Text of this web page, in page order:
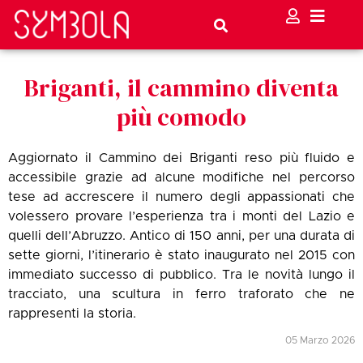
Briganti, il cammino diventa
più comodo
Aggiornato il Cammino dei Briganti reso più fluido e
accessibile grazie ad alcune modifiche nel percorso
tese ad accrescere il numero degli appassionati che
volessero provare l’esperienza tra i monti del Lazio e
quelli dell’Abruzzo. Antico di 150 anni, per una durata di
sette giorni, l’itinerario è stato inaugurato nel 2015 con
immediato successo di pubblico. Tra le novità lungo il
tracciato, una scultura in ferro traforato che ne
rappresenti la storia.
05 Marzo 2026